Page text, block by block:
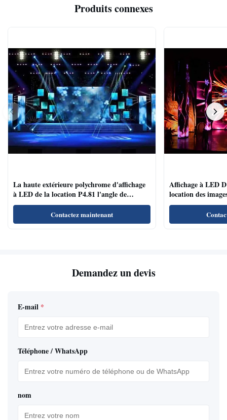
Produits connexes
La haute extérieure polychrome d'affichage
à LED de la location P4.81 l'angle de
visualisation large de vitesse de régénération
Contactez maintenant
Affichage à LED
location des
conférences/salles
Demandez un devis
E-mail *
Téléphone / WhatsApp
nom